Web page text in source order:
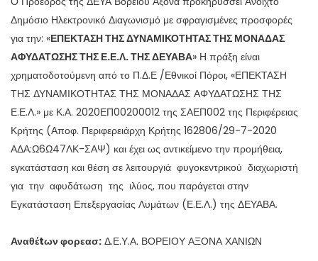
Δημόσιο Ηλεκτρονικό Διαγωνισμό με σφραγισμένες προσφορές
για την: «ΕΠΕΚΤΑΣΗ ΤΗΣ ΔΥΝΑΜΙΚΟΤΗΤΑΣ ΤΗΣ ΜΟΝΑΔΑΣ
ΑΦΥΔΑΤΩΣΗΣ ΤΗΣ Ε.Ε.Λ. ΤΗΣ ΔΕΥΑΒΑ» Η πράξη είναι
χρηματοδοτούμενη από το Π.Δ.Ε /Εθνικοί Πόροι, «ΕΠΕΚΤΑΣΗ
ΤΗΣ ΔΥΝΑΜΙΚΟΤΗΤΑΣ ΤΗΣ ΜΟΝΑΔΑΣ ΑΦΥΔΑΤΩΣΗΣ ΤΗΣ
Ε.Ε.Λ.» με Κ.Α. 2020ΕΠ00200012 της ΣΑΕΠ002 της Περιφέρειας
Κρήτης (Αποφ. Περιφερειάρχη Κρήτης 162806/29-7-2020
ΑΔΑ:Ω6Ω47ΛΚ-ΣΑΨ) και έχει ως αντικείμενο την προμήθεια,
εγκατάσταση και θέση σε λειτουργιά φυγοκεντρικού διαχωριστή
για την αφυδάτωση της ιλύος, που παράγεται στην
Εγκατάσταση Επεξεργασίας Λυμάτων (Ε.Ε.Λ.) της ΔΕΥΑΒΑ.
Αναθέtων φορεασ: Δ.Ε.Υ.Α. ΒΟΡΕΙΟΥ ΑΞΟΝΑ ΧΑΝΙΩΝ